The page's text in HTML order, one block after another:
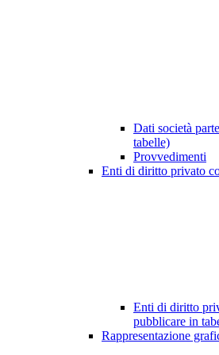
Dati società
tabelle)
Provvedimenti
Enti di diritto privato
Enti di diritto
pubblicare in
Rappresentazione